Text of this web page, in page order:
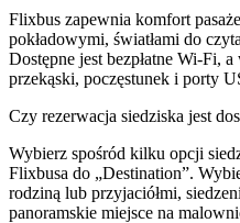
Flixbus zapewnia komfort
pokładowymi, światłami do
Dostępne jest bezpłatne Wi-Fi,
przekąski, poczęstunek i porty
Czy rezerwacja siedziska jest
Wybierz spośród kilku opcji
Flixbusa do „Destination”.
rodziną lub przyjaciółmi,
panoramskie miejsce na